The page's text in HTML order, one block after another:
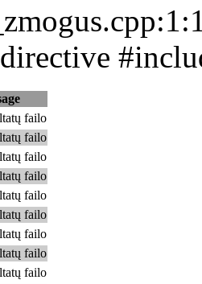
failo
failo
failo
failo
failo
failo
failo
failo
failo